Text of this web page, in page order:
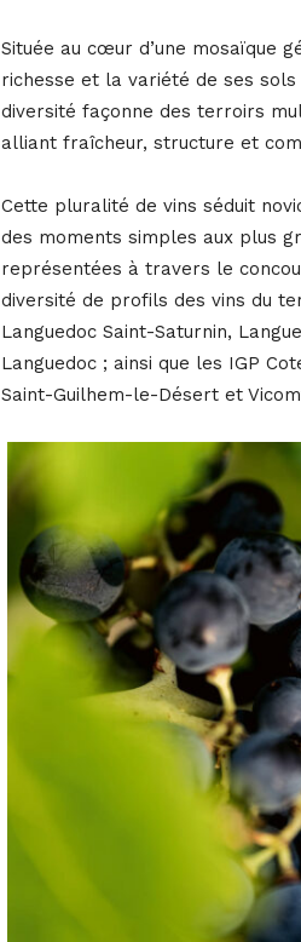
Située au cœur d’une mosaïque
richesse et la variété de ses
diversité façonne des terroirs
alliant fraîcheur, structure et
Cette pluralité de vins séduit
des moments simples aux plus
représentées à travers le
diversité de profils des vins du
Languedoc Saint-Saturnin,
Languedoc ; ainsi que les IGP
Saint-Guilhem-le-Désert et